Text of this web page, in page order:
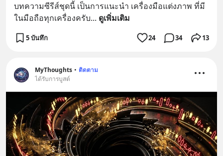
บทความซีรีส์ชุดนี้ เป็นการแนะนำ เครื่องมือแต่งภาพ ที่มี
ในมือถือทุกเครื่องครับ... ดูเพิ่มเติม
5 บันทึก 24 34 13
MyThoughts • ติดตาม
ได้รับการบูสต์